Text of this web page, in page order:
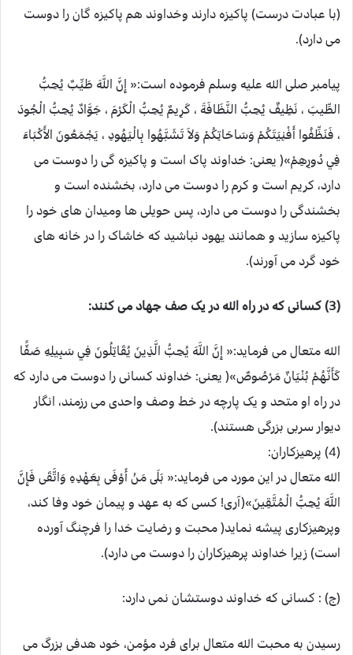
(با عبادت درست) پاکیزه دارند وخداوند هم پاکیزه گان را دوست
می دارد).
پیامبر صلی الله علیه وسلم فرموده است:« إِنَّ اللَّهَ طَيِّبٌ يُحِبُّ
الطِّيبَ ، نَظِيفٌ يُحِبُّ النَّظَافَةَ ، كَرِيمٌ يُحِبُّ الْكَرْمَ ، جَوَّادٌ يُحِبُّ الْجُودَ
، فَنَظِّفُوا أَفْنِيَتَكُمْ وَسَاحَاتِكُمْ وَلاَ تَشَبَّهُوا بِالْيَهُودِ ، يَجْمَعُونَ الأَكْبَاءَ
فِي دُورِهِمْ»( یعنی: خداوند پاک است و پاکیزه گی را دوست می
دارد، کریم است و کرم را دوست می دارد، بخشنده است و
بخشندگی را دوست می دارد، پس حویلی ها ومیدان های خود را
پاکیزه سازید و همانند یهود نباشید که خاشاک را در خانه های
خود گرد می آورند).
(3) کسانی که در راه الله در یک صف جهاد می کنند:
الله متعال می فرماید:« إِنَّ اللَّهَ يُحِبُّ الَّذِينَ يُقَاتِلُونَ فِي سَبِيلِهِ صَفًّا
كَأَنَّهُمْ بُنْيَانٌ مَرْصُوصٌ»( یعنی: خداوند کسانی را دوست می دارد که
در راه او متحد و یک پارچه در خط وصف واحدی می رزمند، انگار
دیوار سربی بزرگی هستند).
(4) پرهیزکاران:
الله متعال در این مورد می فرماید:« بَلَى مَنْ أَوْفَى بِعَهْدِهِ وَاتَّقَى فَإِنَّ
اللَّهَ يُحِبُّ الْمُتَّقِينَ»(آری! کسی که به عهد و پیمان خود وفا کند،
وپرهیزکاری پیشه نماید( محبت و رضایت خدا را فرچنگ آورده
است) زیرا خداوند پرهیزکاران را دوست می دارد).
(ج) : کسانی که خداوند دوستشان نمی دارد:
رسیدن به محبت الله متعال برای فرد مؤمن، خود هدفی بزرگ می